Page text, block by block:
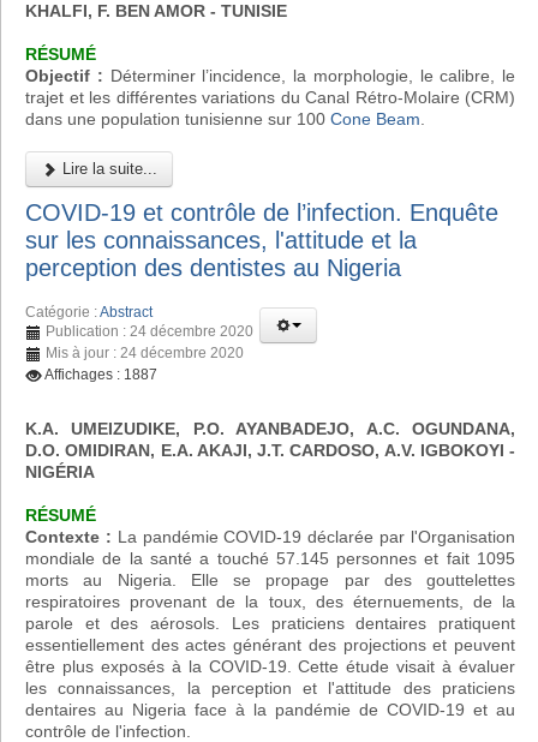
KHALFI, F. BEN AMOR - TUNISIE
RÉSUMÉ
Objectif : Déterminer l’incidence, la morphologie, le calibre, le
trajet et les différentes variations du Canal Rétro-Molaire (CRM)
dans une population tunisienne sur 100 Cone Beam
Lire la suite...
COVID-19 et contrôle de l’infection. Enquête
sur les connaissances, l'attitude et la
perception des dentistes au Nigeria
Catégorie :Abstract
Publication : 24 décembre 2020
Mis à jour : 24 décembre 2020
Affichages : 1887
K.A. UMEIZUDIKE, P.O. AYANBADEJO, A.C. OGUNDANA,
D.O. OMIDIRAN, E.A. AKAJI, J.T. CARDOSO, A.V. IGBOKOYI -
NIGÉRIA
RÉSUMÉ
Contexte : La pandémie COVID-19 déclarée par l'Organisation
mondiale de la santé a touché 57.145 personnes et fait 1095
morts au Nigeria. Elle se propage par des gouttelettes
respiratoires provenant de la toux, des éternuements, de la
parole et des aérosols. Les praticiens dentaires pratiquent
essentiellement des actes générant des projections et peuvent
être plus exposés à la COVID-19. Cette étude visait à évaluer
les connaissances, la perception et l'attitude des praticiens
dentaires au Nigeria face à la pandémie de COVID-19 et au
contrôle de l'infection.